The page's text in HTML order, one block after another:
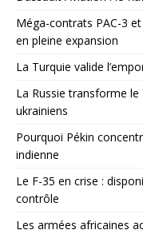
Méga-contrats PAC-3
en pleine expansion
La Turquie valide
La Russie transforme
ukrainiens
Pourquoi Pékin
indienne
Le F-35 en crise :
contrôle
Les armées africaines